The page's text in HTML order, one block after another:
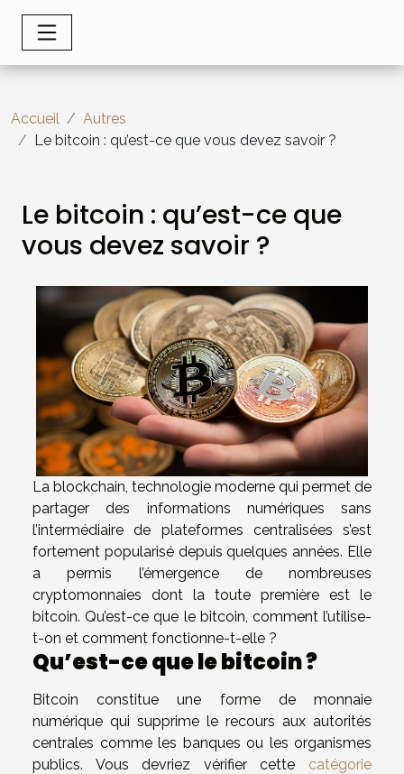
Accueil
Autres
Le bitcoin : qu’est-ce que vous devez savoir ?
Le bitcoin : qu’est-ce que
vous devez savoir ?
La blockchain, technologie moderne qui permet de
partager des informations numériques sans
l’intermédiaire de plateformes centralisées s’est
fortement popularisé depuis quelques années. Elle
a permis l’émergence de nombreuses
cryptomonnaies dont la toute première est le
bitcoin. Qu’est-ce que le bitcoin, comment l’utilise-
t-on et comment fonctionne-t-elle ?
Qu’est-ce que le bitcoin ?
Bitcoin constitue une forme de monnaie
numérique qui supprime le recours aux autorités
centrales comme les banques ou les organismes
publics. Vous devriez vérifier cette catégorie